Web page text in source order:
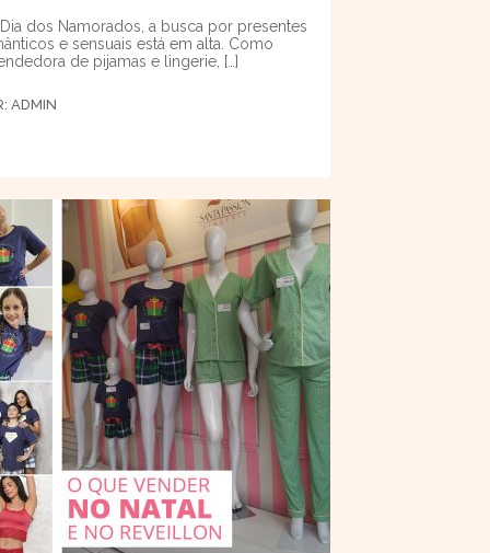
dos Namorados, a busca por presentes
e sensuais está em alta. Como
de pijamas e lingerie, […]
ADMIN